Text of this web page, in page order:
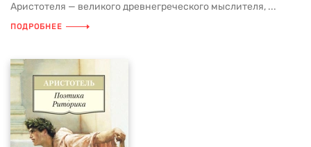
Аристотеля — великого древнегреческого мыслителя, ...
ПОДРОБНЕЕ